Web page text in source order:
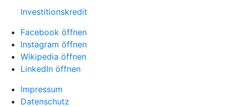
Investitionskredit
Facebook öffnen
Instagram öffnen
Wikipedia öffnen
LinkedIn öffnen
Impressum
Datenschutz